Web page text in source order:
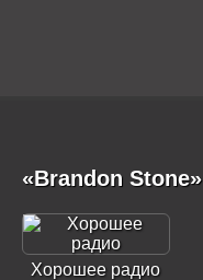
«Brandon Stone»
Хорошее радио